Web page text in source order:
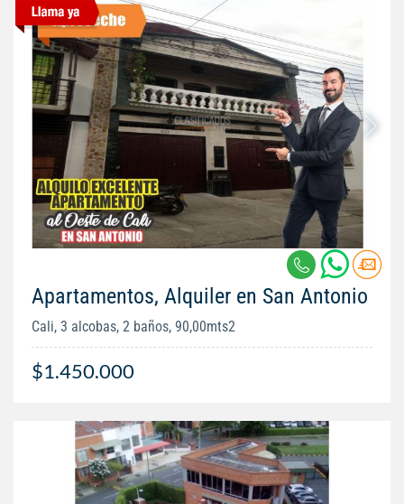
Apartamentos, Alquiler en San Antonio
Cali, 3 alcobas, 2 baños, 90,00mts2
$1.450.000